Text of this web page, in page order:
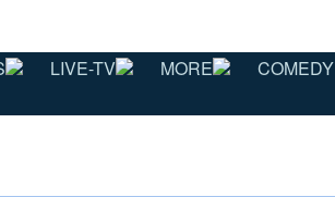
LIVE-TV MORE COMEDY